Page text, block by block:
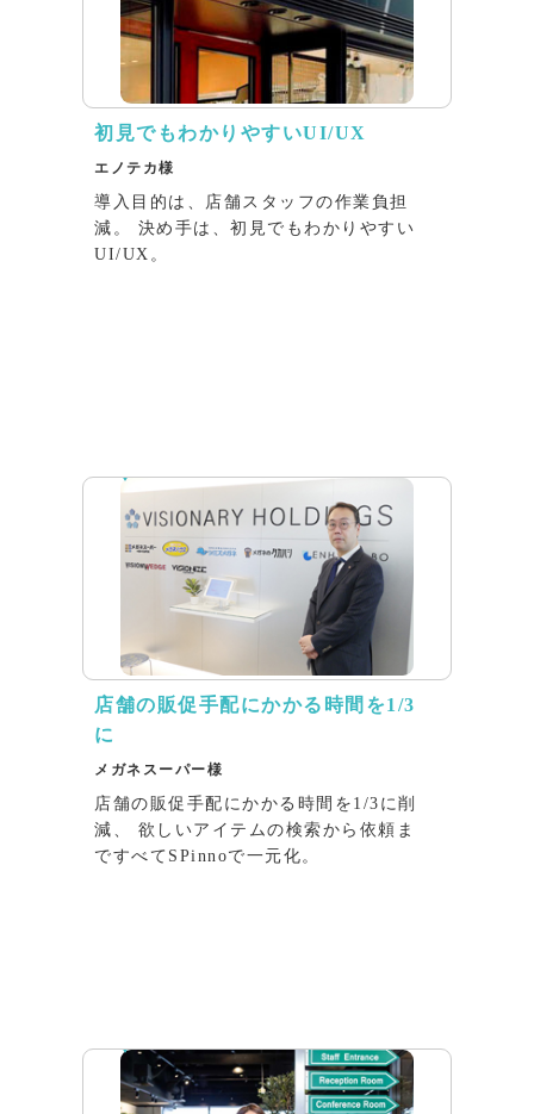
初見でもわかりやすいUI/UX
エノテカ様
導入目的は、店舗スタッフの作業負担
減。 決め手は、初見でもわかりやすい
UI/UX。
店舗の販促⼿配にかかる時間を1/3
に
メガネスーパー様
店舗の販促⼿配にかかる時間を1/3に削
減、 欲しいアイテムの検索から依頼ま
ですべてSPinnoで⼀元化。